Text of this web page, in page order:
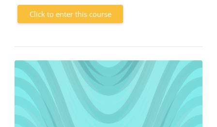
Click to enter this course